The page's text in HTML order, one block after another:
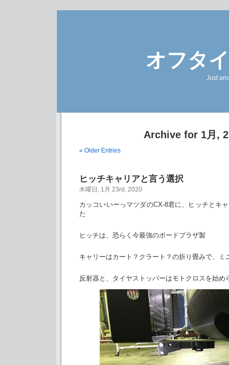
オフタ
Just
Archive for 1月,
« Older Entries
ヒッチキャリアと言う選択
木曜日, 1月 23rd, 2020
カッコいいーっマツダのCX-8君に、ヒッチとキ
た
ヒッチは、恐らく今最強のボードプラザ製
キャリーはカート？クラート？の折り畳みで、ミ
反射器と、タイヤストッパーはモトクロスを始め